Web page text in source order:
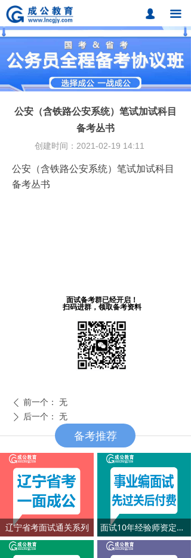
끀
首页
课程中心
题库中心
网校课程
成公合作
联系我们
넙
公安（含铁路公安系统）笔试加试科目
备考丛书
公安（含铁路公安系统）笔试加试科目
备考丛书
ꄴ 前一个： 无
ꄲ 后一个： 无
创建时间： 2021-02-19 14:11
辽宁省考面试通关系列 面试10年经验师资定制系列
备考推荐
面试备考群已经开启！
扫码进群，领取备考资料